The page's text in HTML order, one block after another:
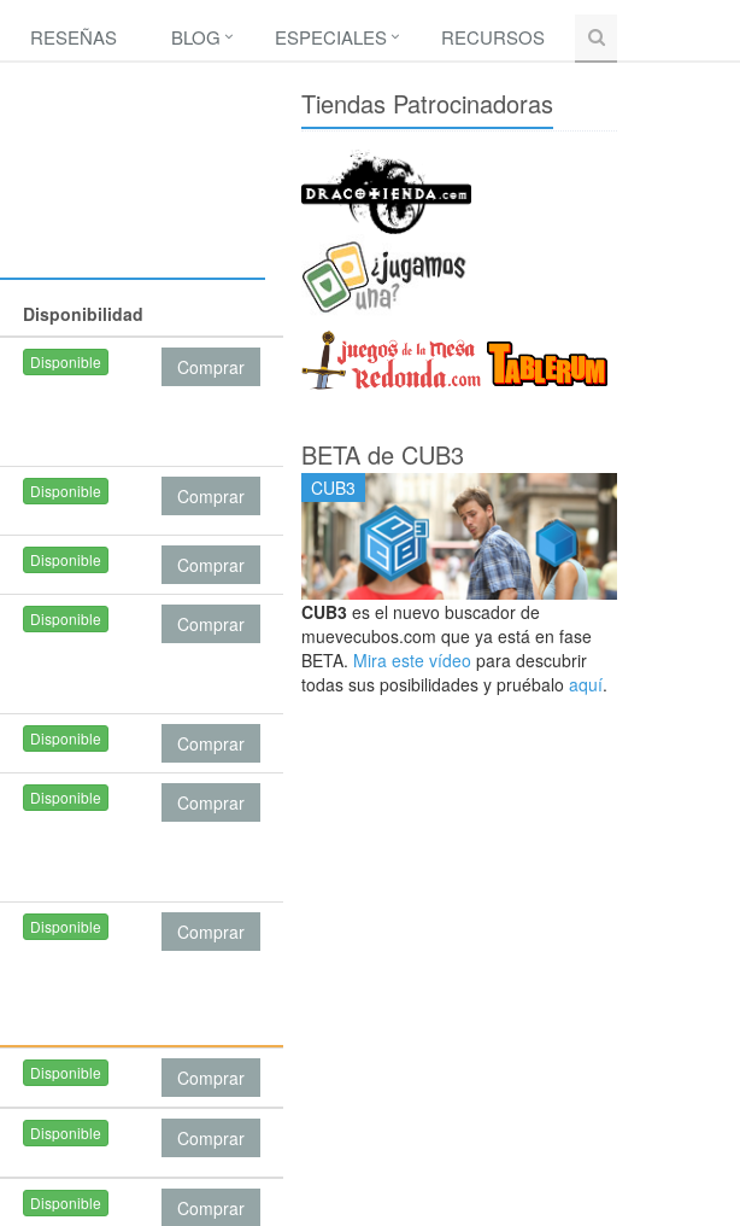
RESEÑAS BLOG ESPECIALES RECURSOS
Disponibilidad
Disponible Comprar
Disponible Comprar
Disponible Comprar
Disponible
Comprar
Disponible Comprar
Disponible Comprar
Disponible
Comprar
Disponible Comprar
Disponible Comprar
Disponible Comprar
Tiendas Patrocinadoras
BETA de CUB3
CUB3
CUB3es el nuevo buscador de
muevecubos.com que ya está en fase
BETA. Mira este vídeo para descubrir
todas sus posibilidades y pruébalo aquí.